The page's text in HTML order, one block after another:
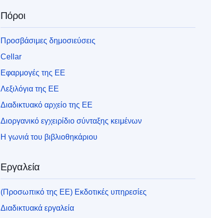
Πόροι
Προσβάσιμες δημοσιεύσεις
Cellar
Εφαρμογές της ΕΕ
Λεξιλόγια της ΕΕ
Διαδικτυακό αρχείο της ΕΕ
Διοργανικό εγχειρίδιο σύνταξης κειμένων
Η γωνιά του βιβλιοθηκάριου
Εργαλεία
(Προσωπικό της ΕΕ) Εκδοτικές υπηρεσίες
Διαδικτυακά εργαλεία